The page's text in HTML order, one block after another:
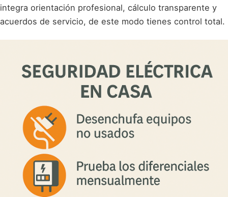
integra orientación profesional, cálculo transparente y
acuerdos de servicio, de este modo tienes control total.